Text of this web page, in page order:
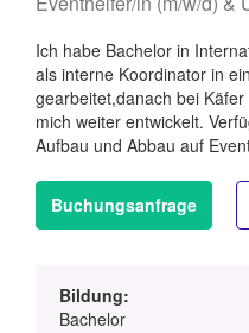
Ich habe Bachelor in
als interne Koordinator in
gearbeitet,danach bei
mich weiter entwickelt.
Aufbau und Abbau auf
Buchungsanfrage
Bildung:
Bachelor